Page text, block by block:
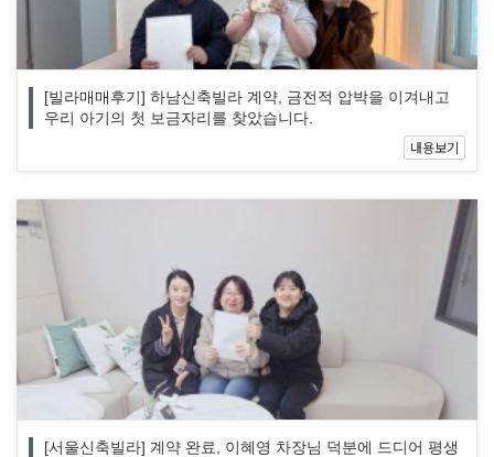
[빌라매매후기] 하남신축빌라 계약, 금전적 압박을 이겨내고
우리 아기의 첫 보금자리를 찾았습니다.
내용보기
[서울신축빌라] 계약 완료, 이혜영 차장님 덕분에 드디어 평생